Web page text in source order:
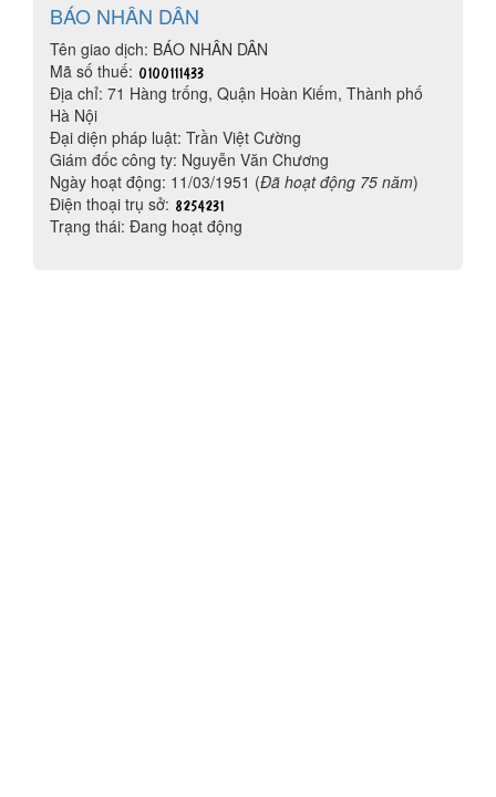
BÁO NHÂN DÂN
Tên giao dịch: BÁO NHÂN DÂN
Mã số thuế:
Địa chỉ: 71 Hàng trống, Quận Hoàn Kiếm, Thành phố
Hà Nội
Đại diện pháp luật: Trần Việt Cường
Giám đốc công ty: Nguyễn Văn Chương
Ngày hoạt động: 11/03/1951 (Đã hoạt động 75 năm)
Điện thoại trụ sở:
Trạng thái: Đang hoạt động